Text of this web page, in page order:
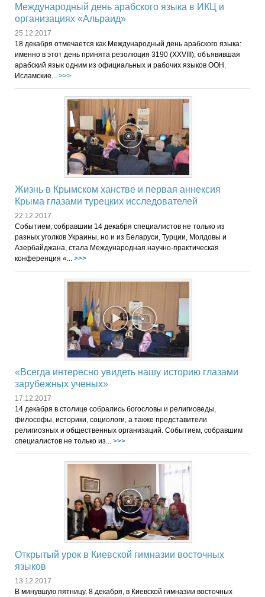
Международный день арабского языка в ИКЦ и
организациях «Альраид»
25.12.2017
18 декабря отмечается как Международный день арабского языка:
именно в этот день принята резолюция 3190 (XXVIII), объявившая
арабский язык одним из официальных и рабочих языков ООН.
Исламские... >>>
Жизнь в Крымском ханстве и первая аннексия
Крыма глазами турецких исследователей
22.12.2017
Событием, собравшим 14 декабря специалистов не только из
разных уголков Украины, но и из Беларуси, Турции, Молдовы и
Азербайджана, стала Международная научно-практическая
конференция «... >>>
«Всегда интересно увидеть нашу историю глазами
зарубежных ученых»
17.12.2017
14 декабря в столице собрались богословы и религиоведы,
философы, историки, социологи, а также представители
религиозных и общественных организаций. Событием, собравшим
специалистов не только из... >>>
Открытый урок в Киевской гимназии восточных
языков
13.12.2017
В минувшую пятницу, 8 декабря, в Киевской гимназии восточных